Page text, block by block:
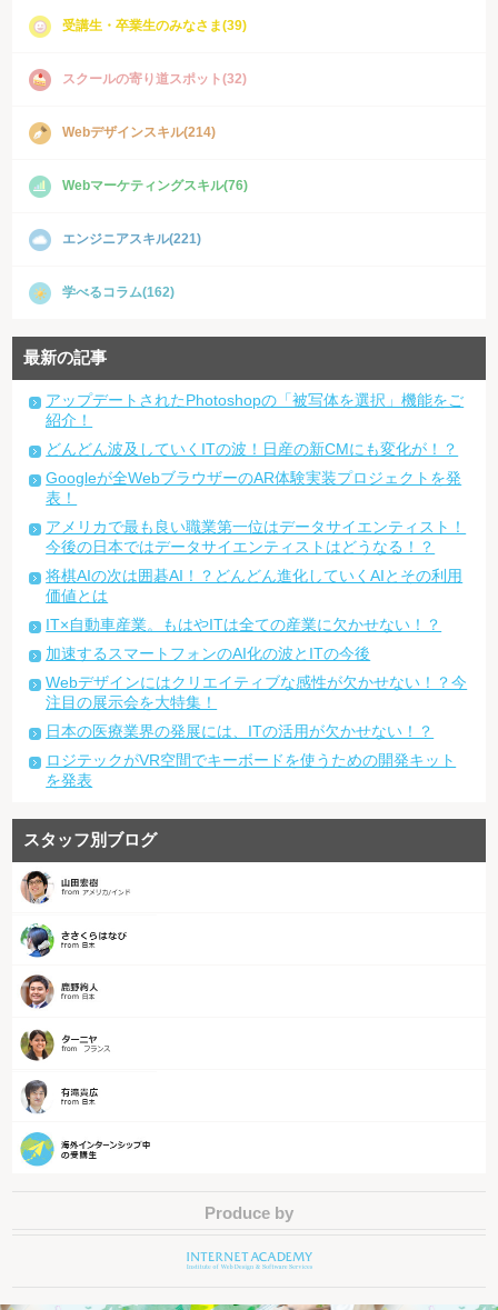
受講生・卒業生のみなさま(39)
スクールの寄り道スポット(32)
Webデザインスキル(214)
Webマーケティングスキル(76)
エンジニアスキル(221)
学べるコラム(162)
最新の記事
アップデートされたPhotoshopの「被写体を選択」機能をご
紹介！
どんどん波及していくITの波！日産の新CMにも変化が！？
Googleが全WebブラウザーのAR体験実装プロジェクトを発
表！
アメリカで最も良い職業第一位はデータサイエンティスト！
今後の日本ではデータサイエンティストはどうなる！？
将棋AIの次は囲碁AI！？どんどん進化していくAIとその利用
価値とは
IT×自動車産業。もはやITは全ての産業に欠かせない！？
加速するスマートフォンのAI化の波とITの今後
Webデザインにはクリエイティブな感性が欠かせない！？今
注目の展示会を大特集！
日本の医療業界の発展には、ITの活用が欠かせない！？
ロジテックがVR空間でキーボードを使うための開発キット
を発表
スタッフ別ブログ
Produce by